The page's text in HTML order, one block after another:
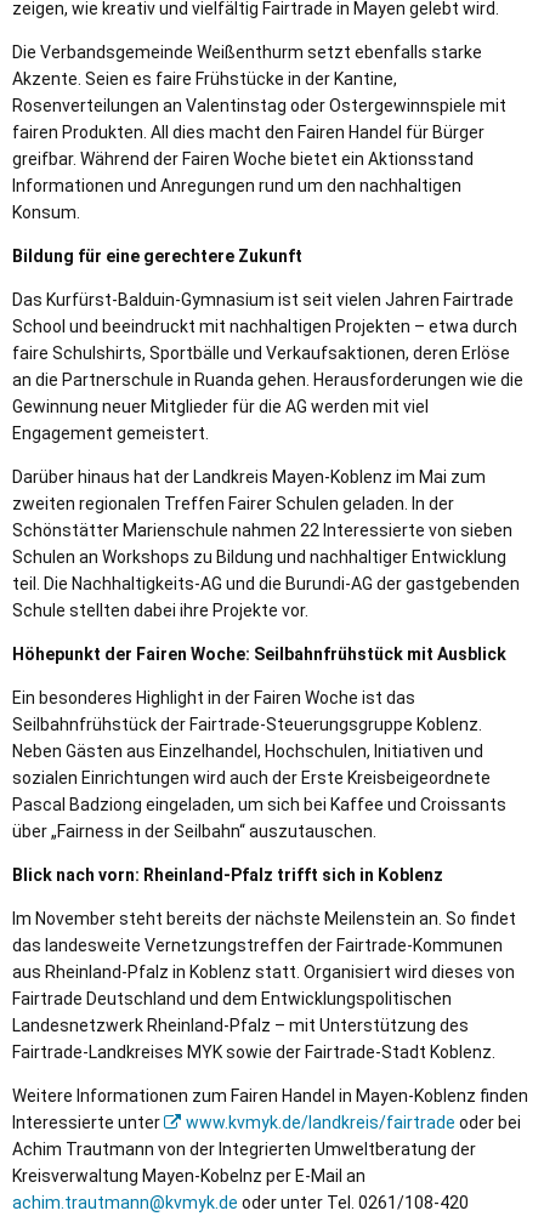
zeigen, wie kreativ und vielfältig Fairtrade in Mayen gelebt wird.
Die Verbandsgemeinde Weißenthurm setzt ebenfalls starke
Akzente. Seien es faire Frühstücke in der Kantine,
Rosenverteilungen an Valentinstag oder Ostergewinnspiele mit
fairen Produkten. All dies macht den Fairen Handel für Bürger
greifbar. Während der Fairen Woche bietet ein Aktionsstand
Informationen und Anregungen rund um den nachhaltigen
Konsum.
Bildung für eine gerechtere Zukunft
Das Kurfürst-Balduin-Gymnasium ist seit vielen Jahren Fairtrade
School und beeindruckt mit nachhaltigen Projekten – etwa durch
faire Schulshirts, Sportbälle und Verkaufsaktionen, deren Erlöse
an die Partnerschule in Ruanda gehen. Herausforderungen wie die
Gewinnung neuer Mitglieder für die AG werden mit viel
Engagement gemeistert.
Darüber hinaus hat der Landkreis Mayen-Koblenz im Mai zum
zweiten regionalen Treffen Fairer Schulen geladen. In der
Schönstätter Marienschule nahmen 22 Interessierte von sieben
Schulen an Workshops zu Bildung und nachhaltiger Entwicklung
teil. Die Nachhaltigkeits-AG und die Burundi-AG der gastgebenden
Schule stellten dabei ihre Projekte vor.
Höhepunkt der Fairen Woche: Seilbahnfrühstück mit Ausblick
Ein besonderes Highlight in der Fairen Woche ist das
Seilbahnfrühstück der Fairtrade-Steuerungsgruppe Koblenz.
Neben Gästen aus Einzelhandel, Hochschulen, Initiativen und
sozialen Einrichtungen wird auch der Erste Kreisbeigeordnete
Pascal Badziong eingeladen, um sich bei Kaffee und Croissants
über „Fairness in der Seilbahn“ auszutauschen.
Blick nach vorn: Rheinland-Pfalz trifft sich in Koblenz
Im November steht bereits der nächste Meilenstein an. So findet
das landesweite Vernetzungstreffen der Fairtrade-Kommunen
aus Rheinland-Pfalz in Koblenz statt. Organisiert wird dieses von
Fairtrade Deutschland und dem Entwicklungspolitischen
Landesnetzwerk Rheinland-Pfalz – mit Unterstützung des
Fairtrade-Landkreises MYK sowie der Fairtrade-Stadt Koblenz.
Weitere Informationen zum Fairen Handel in Mayen-Koblenz finden
Interessierte unter
www.kvmyk.de/landkreis/fairtrade oder bei
Achim Trautmann von der Integrierten Umweltberatung der
Kreisverwaltung Mayen-Kobelnz per E-Mail an
achim.trautmann@kvmyk.de oder unter Tel. 0261/108-420